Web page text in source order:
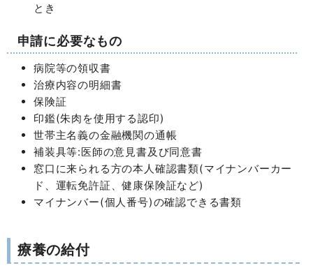
とき
申請に必要なもの
病院等の領収書
治療内容の明細書
保険証
印鑑(朱肉を使用する認印)
世帯主名義の金融機関の通帳
補装具等:医師の意見書及び同意書
窓口に来られる方の本人確認書類(マイナンバーカー
ド、運転免許証、健康保険証など)
マイナンバー(個人番号)の確認できる書類
療養の給付